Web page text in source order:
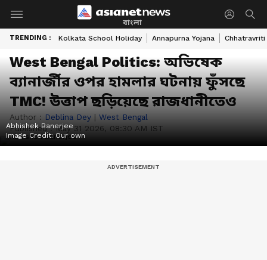
বাংলা
TRENDING : Kolkata School Holiday Annapurna Yojana Chhatravriti
West Bengal Politics: অভিষেক
ব্যানার্জীর ওপর হামলার ঘটনায় ফুঁসছে
TMC! উত্তাপ ছড়িয়েছে রাজধানীতেও
Author : Deblina Dey | West Bengal
Published :May 31 2026, 08:30 AM IST
Abhishek Banerjee
Image Credit:Our own